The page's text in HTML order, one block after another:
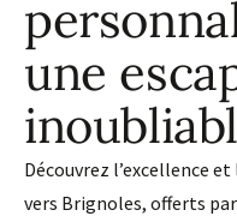
une
Découvrez l’excellence
vers Brignoles, offerts